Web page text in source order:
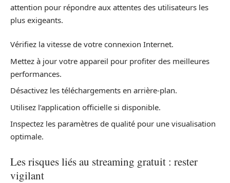
attention pour répondre aux attentes des utilisateurs les
plus exigeants.
Vérifiez la vitesse de votre connexion Internet.
Mettez à jour votre appareil pour profiter des meilleures
performances.
Désactivez les téléchargements en arrière-plan.
Utilisez l’application officielle si disponible.
Inspectez les paramètres de qualité pour une visualisation
optimale.
Les risques liés au streaming gratuit : rester
vigilant